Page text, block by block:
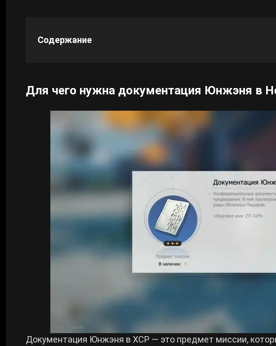
Содержание
Для чего нужна документация Юнжэня в
Документация Юнжэня в ХСР — это предмет миссии,